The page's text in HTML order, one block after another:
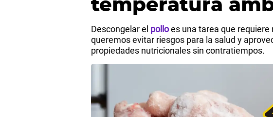
Descongelar el polloes una tarea que requiere
queremos evitar riesgos para la salud y
propiedades nutricionales sin contratiempos.